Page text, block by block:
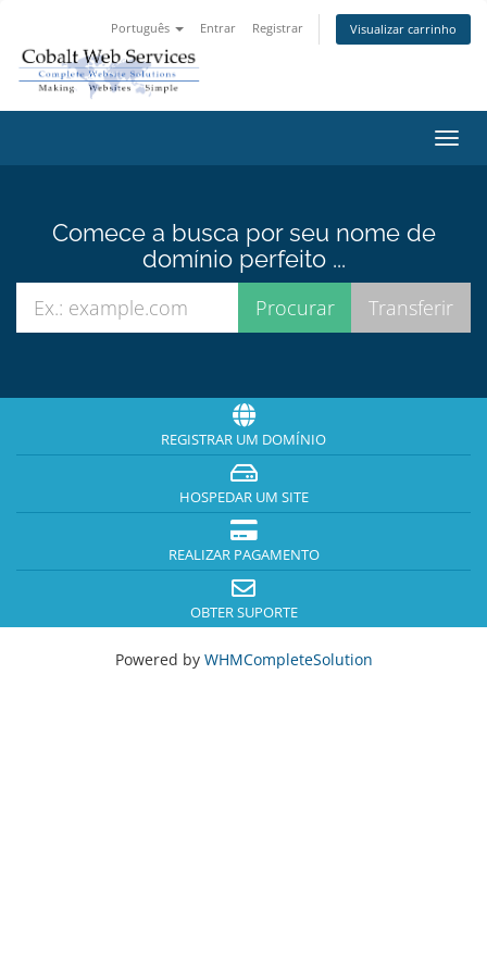
Português Entrar Registrar Visualizar carrinho
Comece a busca por seu nome de
domínio perfeito ...
REGISTRAR UM DOMÍNIO
HOSPEDAR UM SITE
REALIZAR PAGAMENTO
OBTER SUPORTE
Powered by WHMCompleteSolution